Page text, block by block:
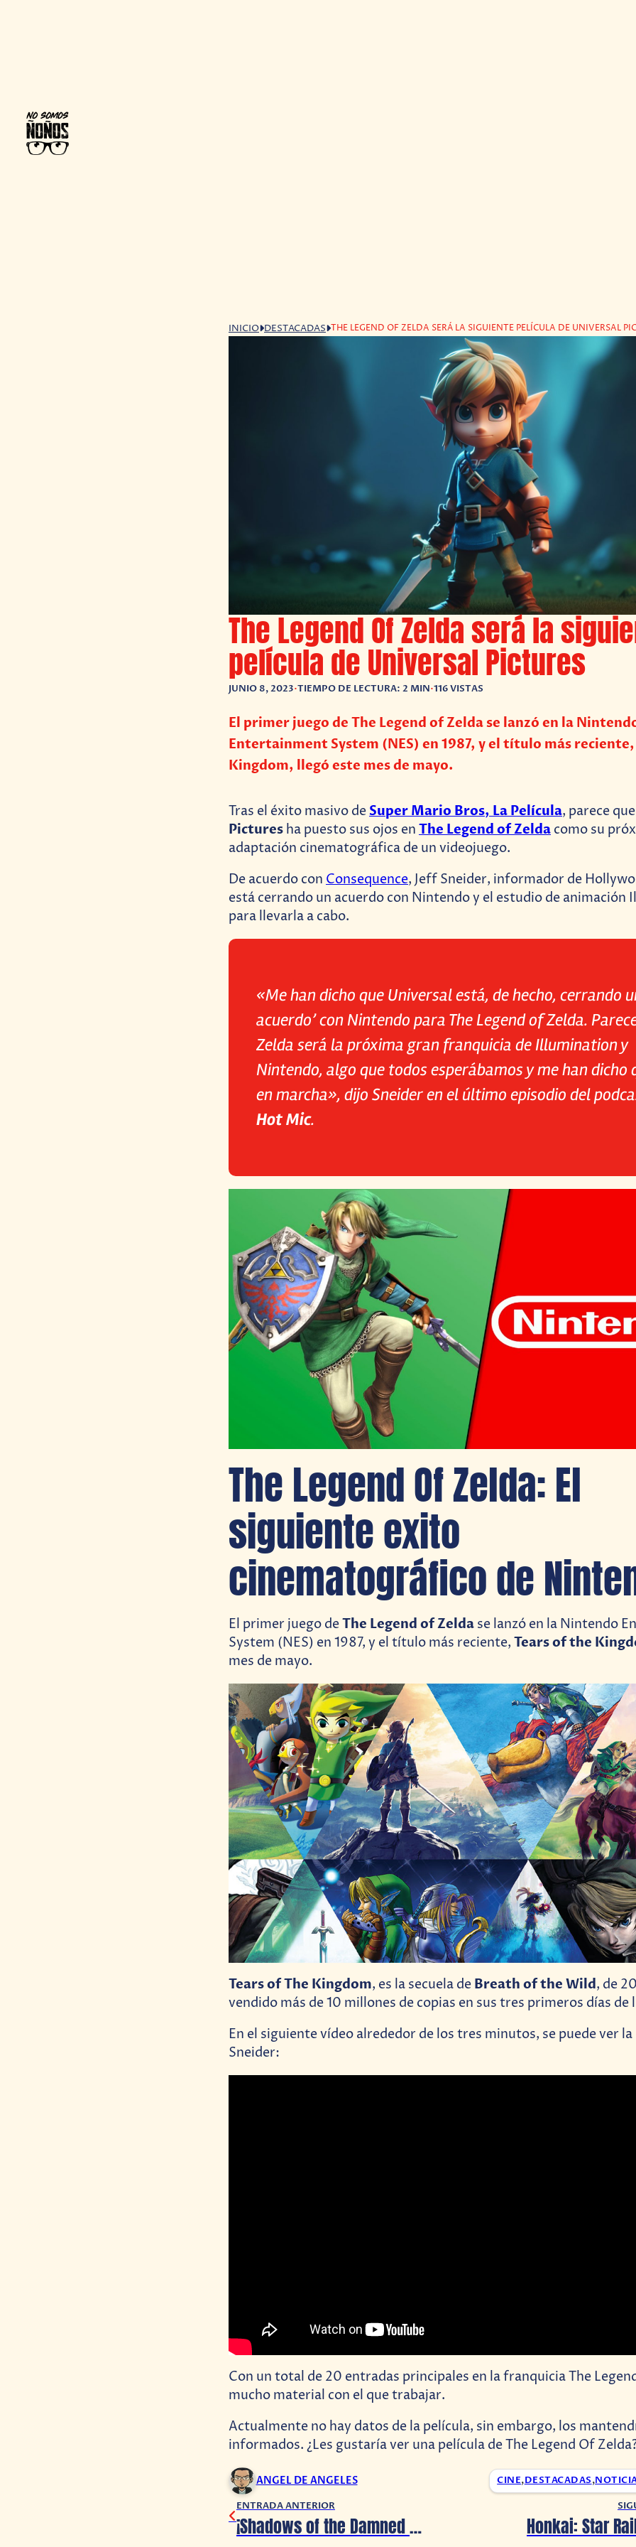
INICIO DESTACADAS THE LEGEND OF ZELDA SERÁ LA SIGUIENTE PELÍCULA DE UNIVERSAL
The Legend Of Zelda será la
película de Universal Pictures
JUNIO 8, 2023•TIEMPO DE LECTURA: 2 MIN•116 VISTAS
El primer juego de The Legend of Zelda se lanzó en la
Entertainment System (NES) en 1987, y el título más
Kingdom, llegó este mes de mayo.
Tras el éxito masivo de Super Mario Bros, La Película, parece
Pictures ha puesto sus ojos en The Legend of Zelda como su
adaptación cinematográfica de un videojuego.
De acuerdo con Consequence, Jeff Sneider, informador de
está cerrando un acuerdo con Nintendo y el estudio de animación
para llevarla a cabo.
«Me han dicho que Universal está, de hecho, cerrando
acuerdo’ con Nintendo para The Legend of Zelda.
Zelda será la próxima gran franquicia de Illumination y
Nintendo, algo que todos esperábamos y me han dicho
en marcha», dijo Sneider en el último episodio del
Hot Mic.
The Legend Of Zelda: El
siguiente exito
cinematográfico de
El primer juego deThe Legend of Zelda se lanzó en la Nintendo
System (NES) en 1987, y el título más reciente, Tears of the
mes de mayo.
Tears of The Kingdom, es la secuela de Breath of the Wild, de
vendido más de 10 millones de copias en sus tres primeros días de
En el siguiente vídeo alrededor de los tres minutos, se puede ver
Sneider:
Con un total de 20 entradas principales en la franquicia The
mucho material con el que trabajar.
Actualmente no hay datos de la película, sin embargo, los
informados. ¿Les gustaría ver una película de The Legend Of
ANGEL DE ANGELES CINE,DESTACADAS,
ENTRADA ANTERIOR
¡Shadows of the Damned Remaster llegará próximamente!